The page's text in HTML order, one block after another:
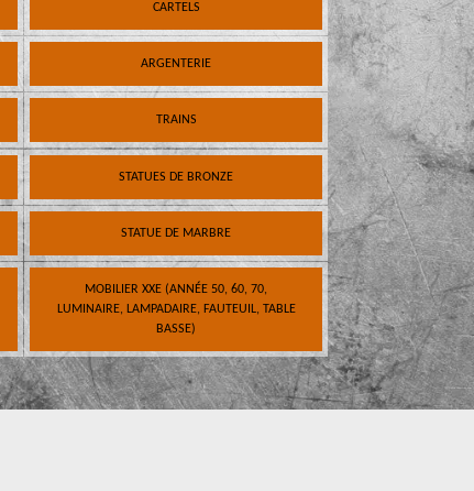
CARTELS
ARGENTERIE
TRAINS
STATUES DE BRONZE
STATUE DE MARBRE
MOBILIER XXE (ANNÉE 50, 60, 70,
LUMINAIRE, LAMPADAIRE, FAUTEUIL, TABLE
BASSE)